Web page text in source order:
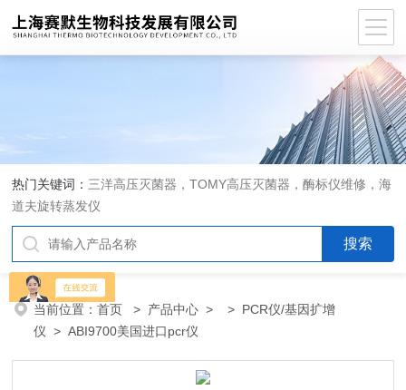
热门关键词： 三洋高压灭菌器，TOMY高压灭菌器，酶标仪维修，海
道夫旋转蒸发仪
当前位置：首页 > 产品中心 > > PCR仪/基因扩增
仪 > ABI9700美国进口pcr仪